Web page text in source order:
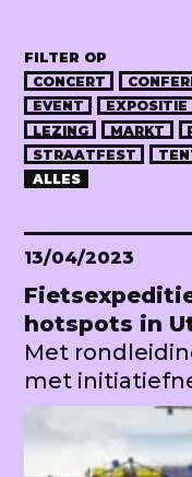
FILTER OP
CONCERT
EVENT
EXPOSITIE
LEZING
MARKT
STRAATFEST
ALLES
13/04/2023
hotspots in
Met
met